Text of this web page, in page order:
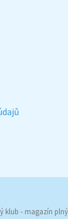
klub - magazín